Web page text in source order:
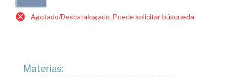
Agotado/Descatalogado. Puede solicitar búsqueda.
Materias: